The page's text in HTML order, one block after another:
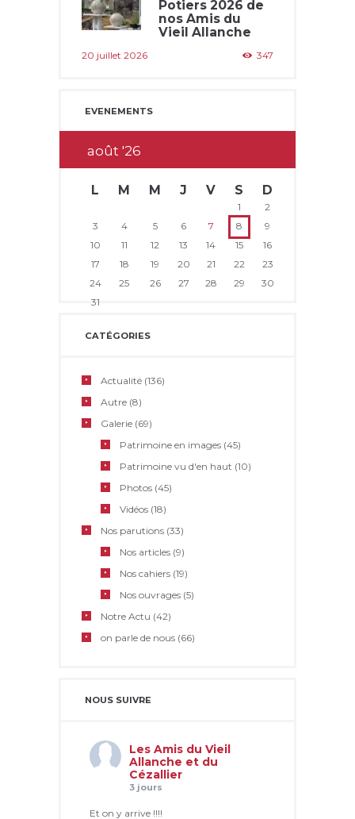
Potiers 2026 de
nos Amis du
Vieil Allanche
20 juillet 2026 347
EVENEMENTS
août26
L M M J V S D
1
2
3
4 5 6 7 8
9
10
11 12 13 14 15
16
17
18 19 20 21 22
23
24
25 26 27 28 29
30
31
CATÉGORIES
Actualité (136)
Autre (8)
Galerie (69)
Patrimoine en images (45)
Patrimoine vu d'en haut (10)
Photos (45)
Vidéos (18)
Nos parutions (33)
Nos articles (9)
Nos cahiers (19)
Nos ouvrages (5)
Notre Actu (42)
on parle de nous (66)
NOUS SUIVRE
Les Amis du Vieil
Allanche et du
Cézallier
3 jours
Et on y arrive !!!!